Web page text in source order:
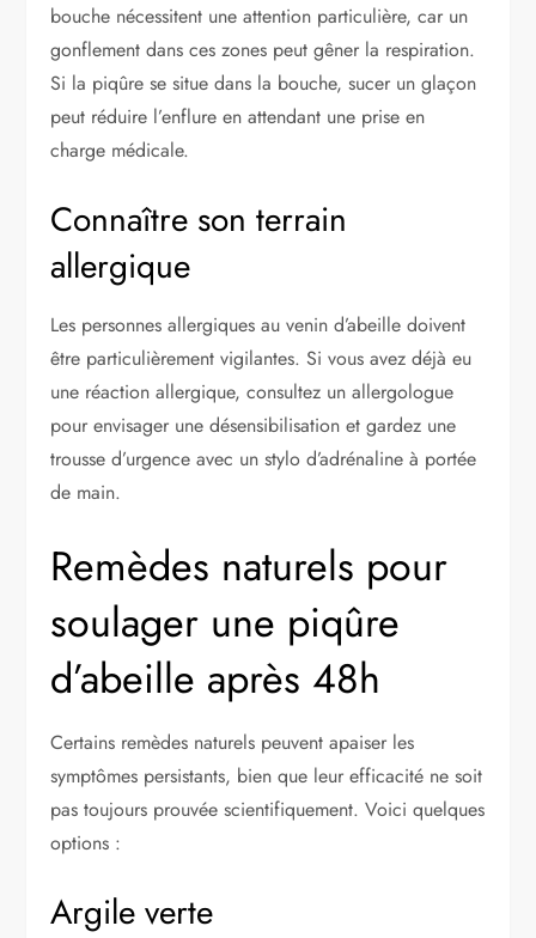
bouche nécessitent une attention particulière, car un
gonflement dans ces zones peut gêner la respiration.
Si la piqûre se situe dans la bouche, sucer un glaçon
peut réduire l’enflure en attendant une prise en
charge médicale.
Connaître son terrain
allergique
Les personnes allergiques au venin d’abeille doivent
être particulièrement vigilantes. Si vous avez déjà eu
une réaction allergique, consultez un allergologue
pour envisager une désensibilisation et gardez une
trousse d’urgence avec un stylo d’adrénaline à portée
de main.
Remèdes naturels pour
soulager une piqûre
d’abeille après 48h
Certains remèdes naturels peuvent apaiser les
symptômes persistants, bien que leur efficacité ne soit
pas toujours prouvée scientifiquement. Voici quelques
options :
Argile verte